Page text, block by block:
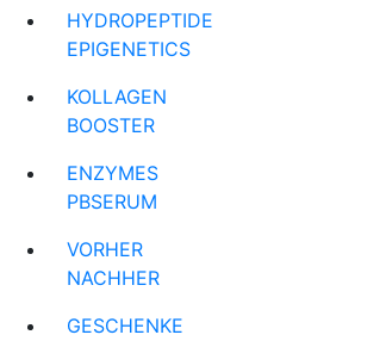
HYDROPEPTIDE
EPIGENETICS
KOLLAGEN
BOOSTER
ENZYMES
PBSERUM
VORHER
NACHHER
GESCHENKE